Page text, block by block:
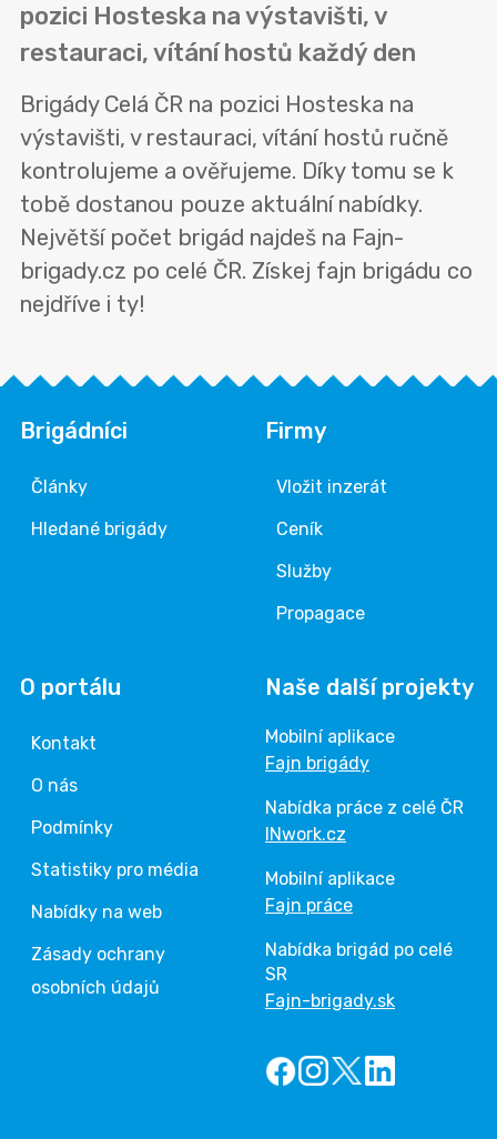
pozici Hosteska na výstavišti, v
restauraci, vítání hostů každý den
Brigády Celá ČR na pozici Hosteska na
výstavišti, v restauraci, vítání hostů ručně
kontrolujeme a ověřujeme. Díky tomu se k
tobě dostanou pouze aktuální nabídky.
Největší počet brigád najdeš na Fajn-
brigady.cz po celé ČR. Získej fajn brigádu co
nejdříve i ty!
Brigádníci
Články
Hledané brigády
Firmy
Vložit inzerát
Ceník
Služby
Propagace
O portálu
Kontakt
O nás
Podmínky
Statistiky pro média
Nabídky na web
Zásady ochrany
osobních údajů
Naše další projekty
Mobilní aplikace
Fajn brigády
Nabídka práce z celé ČR
INwork.cz
Mobilní aplikace
Fajn práce
Nabídka brigád po celé
SR
Fajn-brigady.sk